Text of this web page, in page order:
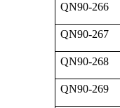
QN90-266
QN90-267
QN90-268
QN90-269